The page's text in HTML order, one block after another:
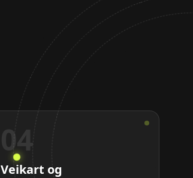
04
Veikart og